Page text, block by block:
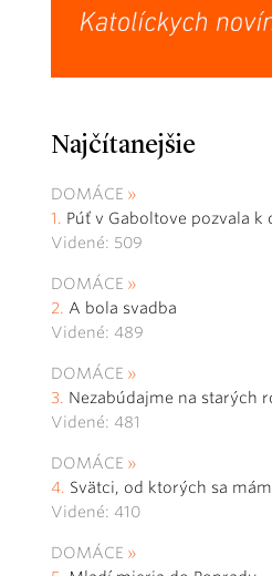
Najčítanejšie
DOMÁCE
Púť v Gaboltove pozvala k
Videné: 509
DOMÁCE
A bola svadba
Videné: 489
DOMÁCE
Nezabúdajme na starých
Videné: 481
DOMÁCE
Svätci, od ktorých sa
Videné: 410
DOMÁCE